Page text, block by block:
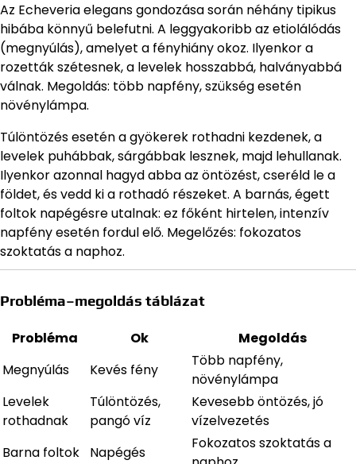
Az Echeveria elegans gondozása során néhány tipikus
hibába könnyű belefutni. A leggyakoribb az etiolálódás
(megnyúlás), amelyet a fényhiány okoz. Ilyenkor a
rozetták szétesnek, a levelek hosszabbá, halványabbá
válnak. Megoldás: több napfény, szükség esetén
növénylámpa.
Túlöntözés esetén a gyökerek rothadni kezdenek, a
levelek puhábbak, sárgábbak lesznek, majd lehullanak.
Ilyenkor azonnal hagyd abba az öntözést, cseréld le a
földet, és vedd ki a rothadó részeket. A barnás, égett
foltok napégésre utalnak: ez főként hirtelen, intenzív
napfény esetén fordul elő. Megelőzés: fokozatos
szoktatás a naphoz.
Probléma–megoldás táblázat
Probléma Ok
Megoldás
Megnyúlás
Kevés fény
Több napfény,
növénylámpa
Levelek
rothadnak
Túlöntözés,
pangó víz
Kevesebb öntözés, jó
vízelvezetés
Barna foltok
Napégés
Fokozatos szoktatás a